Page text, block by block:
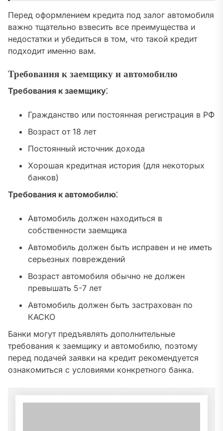
Перед оформлением кредита под залог автомобиля
важно тщательно взвесить все преимущества и
недостатки и убедиться в том, что такой кредит
подходит именно вам.
Требования к заемщику и автомобилю
Требования к заемщику⁚
Гражданство или постоянная регистрация в РФ
Возраст от 18 лет
Постоянный источник дохода
Хорошая кредитная история (для некоторых
банков)
Требования к автомобилю⁚
Автомобиль должен находиться в
собственности заемщика
Автомобиль должен быть исправен и не иметь
серьезных повреждений
Возраст автомобиля обычно не должен
превышать 5-7 лет
Автомобиль должен быть застрахован по
КАСКО
Банки могут предъявлять дополнительные
требования к заемщику и автомобилю, поэтому
перед подачей заявки на кредит рекомендуется
ознакомиться с условиями конкретного банка.